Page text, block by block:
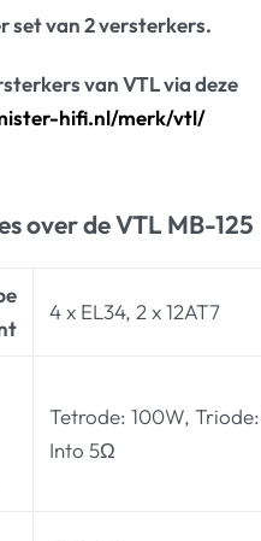
set van 2 versterkers.
van VTL via deze
hifi.nl/merk/vtl/
over de VTL MB-125
4 x EL34, 2 x 12AT7
Tetrode: 100W,
Into 5Ω